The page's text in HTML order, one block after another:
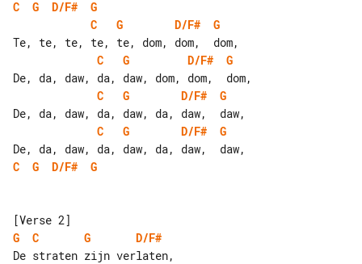
C
G D/F#
G
C
G D/F#
G
C
G D/F#
G
C
G D/F#
G
C
G D/F#
G
C
G D/F# G
G
C G
D/F#